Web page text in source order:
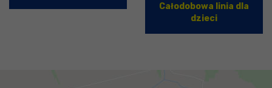
Całodobowa linia dla
dzieci